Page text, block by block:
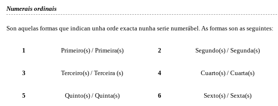
Numerais ordinais
Son aquelas formas que indican unha orde exacta nunha serie numerábel. As formas son as seguintes:
1 Primeiro(s) / Primeira(s) 2 Segundo(s) / Segunda(s)
3 Terceiro(s) / Terceira (s) 4 Cuarto(s) / Cuarta(s)
5 Quinto(s) / Quinta(s) 6 Sexto(s) / Sexta(s)